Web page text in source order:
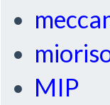
MIP